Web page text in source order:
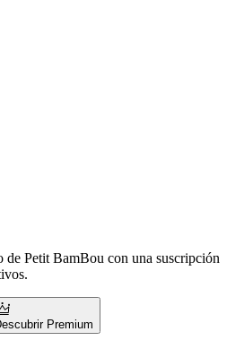
de Petit BamBou con una suscripción
Premium